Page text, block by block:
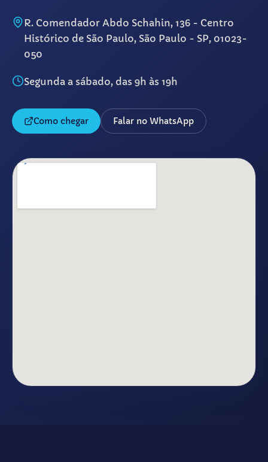
R. Comendador Abdo Schahin, 136 - Centro
Histórico de São Paulo, São Paulo - SP, 01023-
050
Segunda a sábado, das 9h às 19h
Como chegar Falar no WhatsApp